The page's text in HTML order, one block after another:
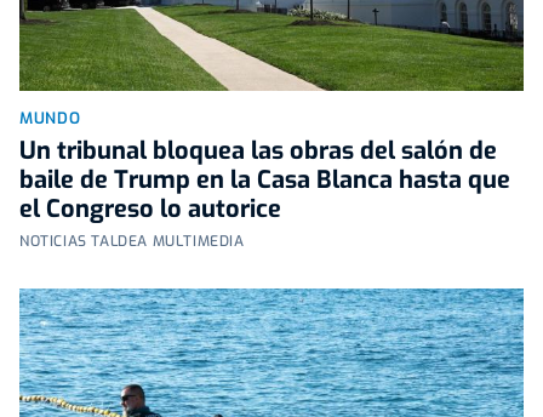
MUNDO
Un tribunal bloquea las obras del salón de
baile de Trump en la Casa Blanca hasta que
el Congreso lo autorice
NOTICIAS TALDEA MULTIMEDIA